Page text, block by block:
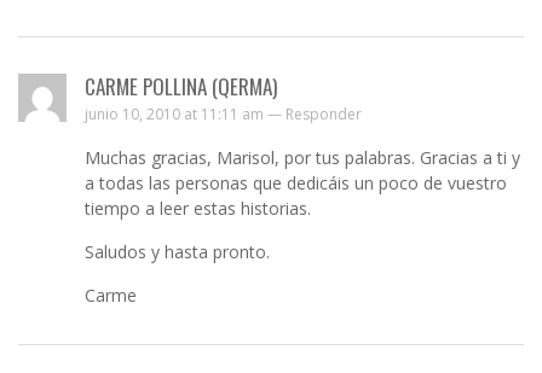
CARME POLLINA (QERMA)
junio 10, 2010 at 11:11 am — Responder
Muchas gracias, Marisol, por tus palabras. Gracias a ti y
a todas las personas que dedicáis un poco de vuestro
tiempo a leer estas historias.
Saludos y hasta pronto.
Carme